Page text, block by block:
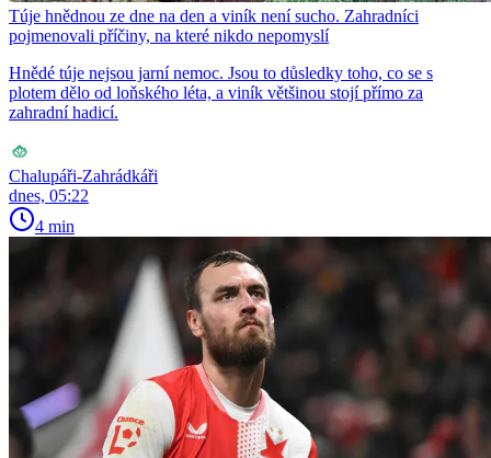
Túje hnědnou ze dne na den a viník není sucho. Zahradníci
pojmenovali příčiny, na které nikdo nepomyslí
Hnědé túje nejsou jarní nemoc. Jsou to důsledky toho, co se s
plotem dělo od loňského léta, a viník většinou stojí přímo za
zahradní hadicí.
Chalupáři-Zahrádkáři
dnes, 05:22
4 min